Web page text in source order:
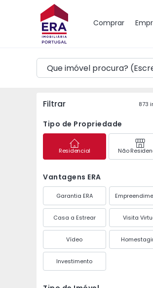
Comprar
Mapa
Filtrar 873
Tipo de Propriedade
Residencial Não
Vantagens ERA
Garantia ERA
Casa a Estrear Visita
Vídeo
Investimento